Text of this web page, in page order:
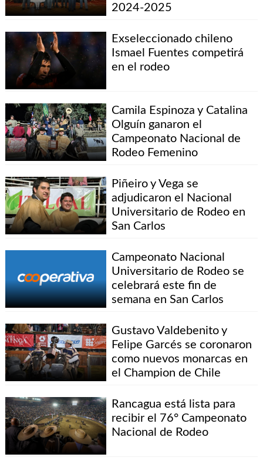
2024-2025
Exseleccionado chileno
Ismael Fuentes competirá
en el rodeo
Camila Espinoza y Catalina
Olguín ganaron el
Campeonato Nacional de
Rodeo Femenino
Piñeiro y Vega se
adjudicaron el Nacional
Universitario de Rodeo en
San Carlos
Campeonato Nacional
Universitario de Rodeo se
celebrará este fin de
semana en San Carlos
Gustavo Valdebenito y
Felipe Garcés se coronaron
como nuevos monarcas en
el Champion de Chile
Rancagua está lista para
recibir el 76° Campeonato
Nacional de Rodeo